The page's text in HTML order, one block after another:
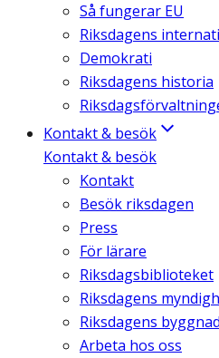
Så fungerar EU
Riksdagens
Demokrati
Riksdagens historia
Kontakt & besök
Kontakt & besök
Kontakt
Besök riksdagen
Press
För lärare
Riksdagsbiblioteket
Riksdagens
Riksdagens
Arbeta hos oss